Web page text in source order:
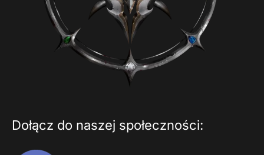
Dołącz do naszej społeczności: